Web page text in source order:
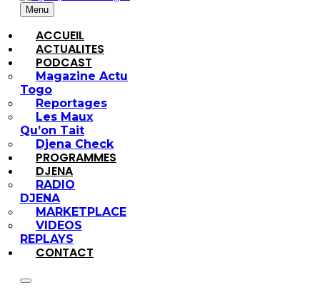
Menu
ACCUEIL
ACTUALITES
PODCAST
Magazine Actu
Togo
Reportages
Les Maux
Qu’on Tait
Djena Check
PROGRAMMES
DJENA
RADIO
DJENA
MARKETPLACE
VIDEOS
REPLAYS
CONTACT